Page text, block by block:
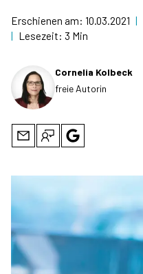
Erschienen am: 10.03.2021 |
| Lesezeit: 3 Min
Cornelia Kolbeck
freie Autorin